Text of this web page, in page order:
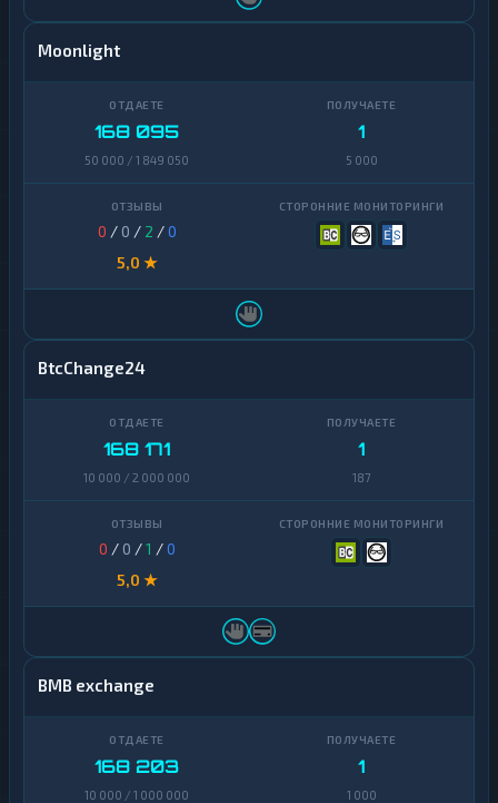
Moonlight
168 095
50 000 / 1 849 050
1
5 000
0 / 0 / 2 /0
5,0 ★
BtcChange24
168 171
10 000 / 2 000 000
1
187
0 / 0 /1 /0
5,0 ★
BMB exchange
168 203
10 000 / 1 000 000
1
1 000